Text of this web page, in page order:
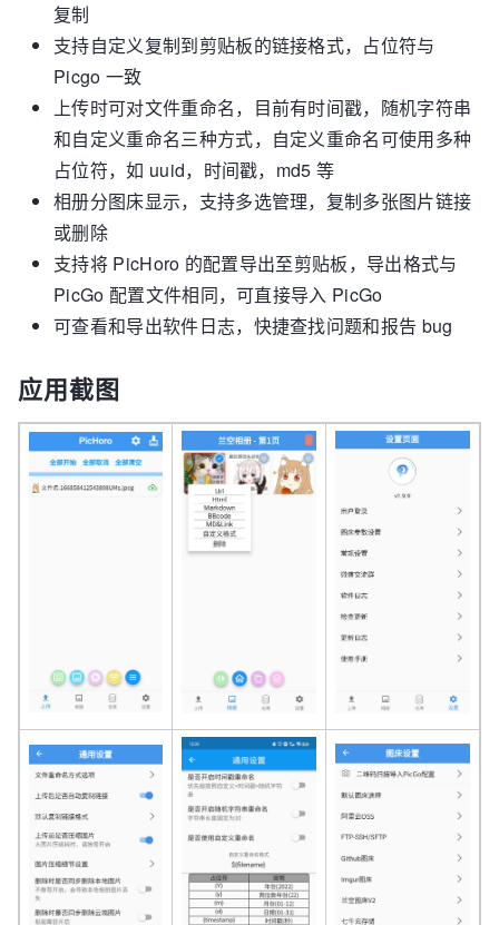
复制
支持自定义复制到剪贴板的链接格式，占位符与
Picgo 一致
上传时可对文件重命名，目前有时间戳，随机字符串
和自定义重命名三种方式，自定义重命名可使用多种
占位符，如 uuid，时间戳，md5 等
相册分图床显示，支持多选管理，复制多张图片链接
或删除
支持将 PicHoro 的配置导出至剪贴板，导出格式与
PicGo 配置文件相同，可直接导入 PicGo
可查看和导出软件日志，快捷查找问题和报告 bug
应用截图